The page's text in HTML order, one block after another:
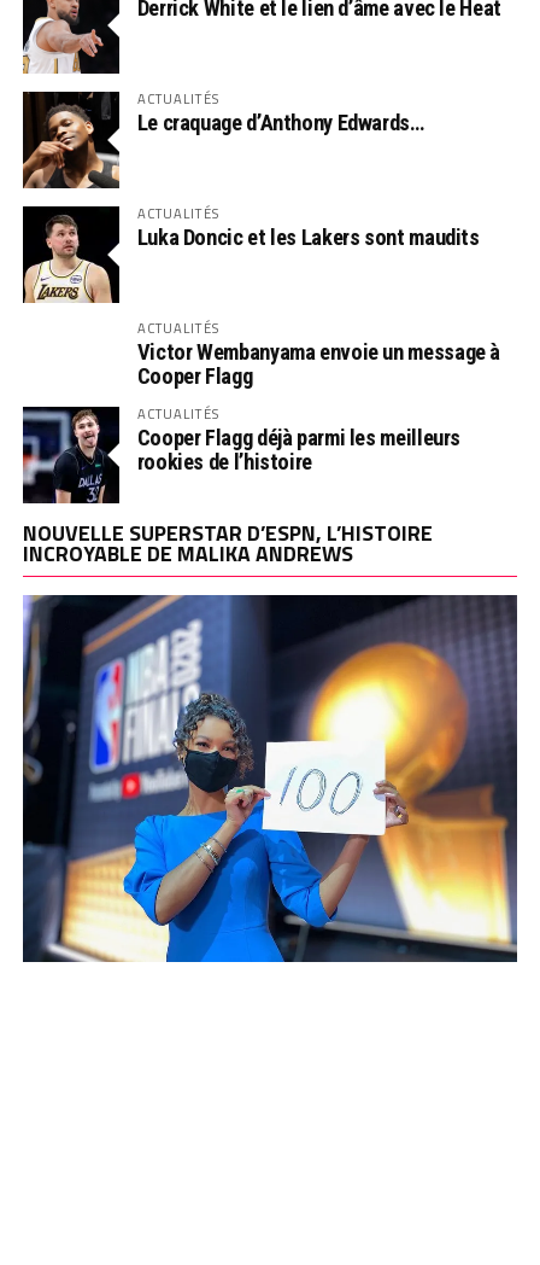
Derrick White et le lien d’âme avec le Heat
ACTUALITÉS
Le craquage d’Anthony Edwards…
ACTUALITÉS
Luka Doncic et les Lakers sont maudits
ACTUALITÉS
Victor Wembanyama envoie un message à
Cooper Flagg
ACTUALITÉS
Cooper Flagg déjà parmi les meilleurs
rookies de l’histoire
NOUVELLE SUPERSTAR D’ESPN, L’HISTOIRE
INCROYABLE DE MALIKA ANDREWS